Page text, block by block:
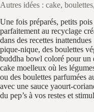
Autres idées : cake,
Une fois préparés, petits pois
parfaitement au recyclage
dans des recettes
pique‑nique, des boulettes
buddha bowl coloré pour un
cake moelleux où les
ou des boulettes parfumées
avec une sauce
du pep’s à vos restes et